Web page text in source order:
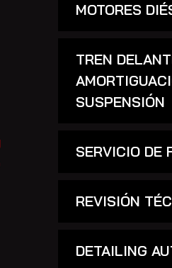
MOTORES
TREN
SUSPENSIÓN
SERVICIO DE
REVISIÓN
DETAILING